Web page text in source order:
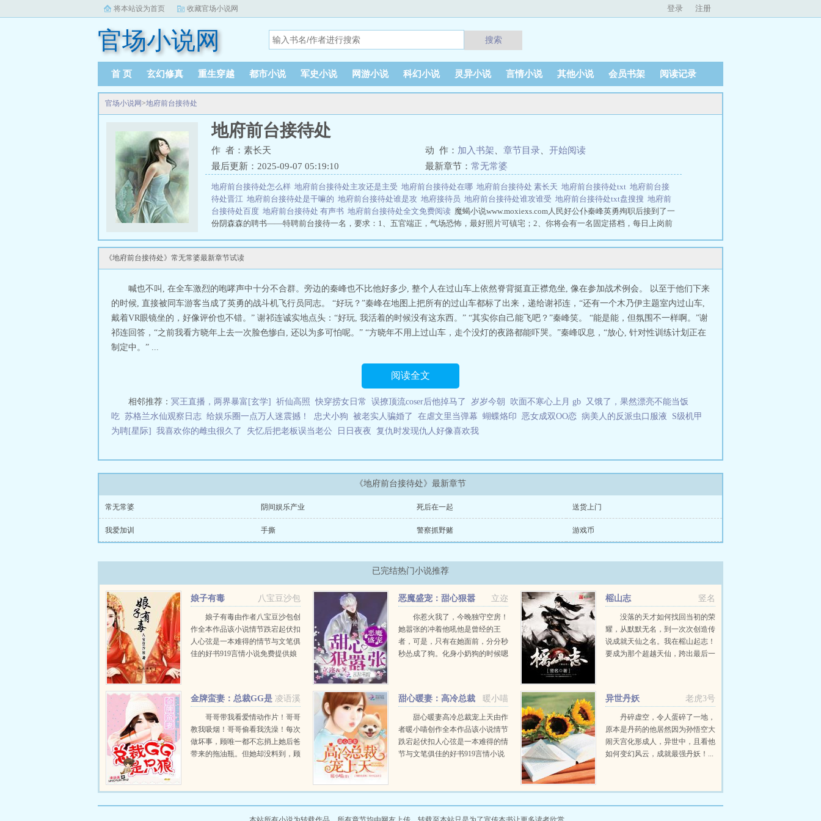
将本站设为首页 收藏官场小说网 登录 注册
官场小说网 搜索
首 页 玄幻修真 重生穿越 都市小说 军史小说 网游小说 科幻小说 灵异小说 言情小说 其他小说 会员书架 阅读记录
官场小说网>地府前台接待处
地府前台接待处
作 者：素长天 动 作： 加入书架 章节目录
开始阅读
最后更新：2025-09-07 05:19:10
最新章节： 常无常婆
地府前台接待处怎么样 地府前台接待处主攻还是主受 地府前台接待处在哪 地府前台接待处 素长天 地府前台接待处txt 地府前台接
待处晋江 地府前台接待处是干嘛的 地府前台接待处谁是攻 地府接待员 地府前台接待处谁攻谁受 地府前台接待处txt盘搜搜 地府前
台接待处百度 地府前台接待处 有声书 地府前台接待处全文免费阅读 魔蝎小说www.moxiexs.com人民好公仆秦峰英勇殉职后接到了一
份阴森森的聘书——特聘前台接待一名，要求：1、五官端正，气场恐怖，最好照片可镇宅；2、你将会有一名固定搭档，每日上岗前
搭档出手前砍光一切敌人，且你将代表我司形象，砍人动作务必优雅帅气。秦峰（懵逼）：你们这招的啥前台？答：地府前台接待
处，欢迎入职！后来……秦峰（鬼生圆满.jpg）：我搭档世界第一好！他超温柔，连手撕闹事儿厉鬼的时候都那么温柔。我每天和他
出任务都干劲十足，建设和谐阴间指日可待！同事反派：不敢动不敢动！地府前台接待处百度云 地府前台接待处谁是攻 地府前台接待
处素长天 地府前台接待处txt 素长天
《地府前台接待处》常无常婆最新章节试读
喊也不叫, 在全车激烈的咆哮声中十分不合群。旁边的秦峰也不比他好多少, 整个人在过山车上依然脊背挺直正襟危坐, 像在参加战术例会。 以至于他们下来
的时候, 直接被同车游客当成了英勇的战斗机飞行员同志。 “好玩？”秦峰在地图上把所有的过山车都标了出来，递给谢祁连，“还有一个木乃伊主题室内过山车,
戴着VR眼镜坐的，好像评价也不错。” 谢祁连诚实地点头：“好玩, 我活着的时候没有这东西。” “其实你自己能飞吧？”秦峰笑。 “能是能，但氛围不一样啊。”谢
祁连回答，“之前我看方晓年上去一次脸色惨白, 还以为多可怕呢。” “方晓年不用上过山车，走个没灯的夜路都能吓哭。”秦峰叹息，“放心, 针对性训练计划正在
制定中。” ...
阅读全文
相邻推荐： 冥王直播，两界暴富[玄学] 祈仙高照 快穿捞女日常 误撩顶流coser后他掉马了 岁岁今朝 吹面不寒心上月 gb
又饿了，果然漂亮不能当饭
吃 苏格兰水仙观察日志 给娱乐圈一点万人迷震撼！ 忠犬小狗 被老实人骗婚了 在虐文里当弹幕 蝴蝶烙印 恶女成双OO恋 病美人的反派虫口服液
S级机甲
为聘[星际]
我喜欢你的雌虫很久了 失忆后把老板误当老公 日日夜夜 复仇时发现仇人好像喜欢我
《地府前台接待处》最新章节
常无常婆 阴间娱乐产业 死后在一起 送货上门
我爱加训 手撕 警察抓野赌 游戏币
已完结热门小说推荐
八宝豆沙包
娘子有毒
娘子有毒由作者八宝豆沙包创
作全本作品该小说情节跌宕起伏扣
人心弦是一本难得的情节与文笔俱
佳的好书919言情小说免费提供娘
立迩
恶魔盛宠：甜心狠嚣
张！你惹火我了，今晚独守空房！
她嚣张的冲着他吼他是曾经的王
者，可是，只有在她面前，分分秒
秒怂成了狗。化身小奶狗的时候嗯
竖名
榣山志
没落的天才如何找回当初的荣
耀，从默默无名，到一次次创造传
说成就天仙之名。我在榣山起志！
要成为那个超越天仙，跨出最后一
凌语溪
金牌蛮妻：总裁GG是
只狼哥哥带我看爱情动作片！哥哥
教我吸烟！哥哥偷看我洗澡！每次
做坏事，顾唯一都不忘捎上她后爸
带来的拖油瓶。但她却没料到，顾
暖小喵
甜心暖妻：高冷总裁
宠上天甜心暖妻高冷总裁宠上天由作
者暖小喵创作全本作品该小说情节
跌宕起伏扣人心弦是一本难得的情
节与文笔俱佳的好书919言情小说
老虎3号
异世丹妖
丹碎虚空，令人蛋碎了一地，
原本是丹药的他居然因为孙悟空大
闹天宫化形成人，异世中，且看他
如何变幻风云，成就最强丹妖！...